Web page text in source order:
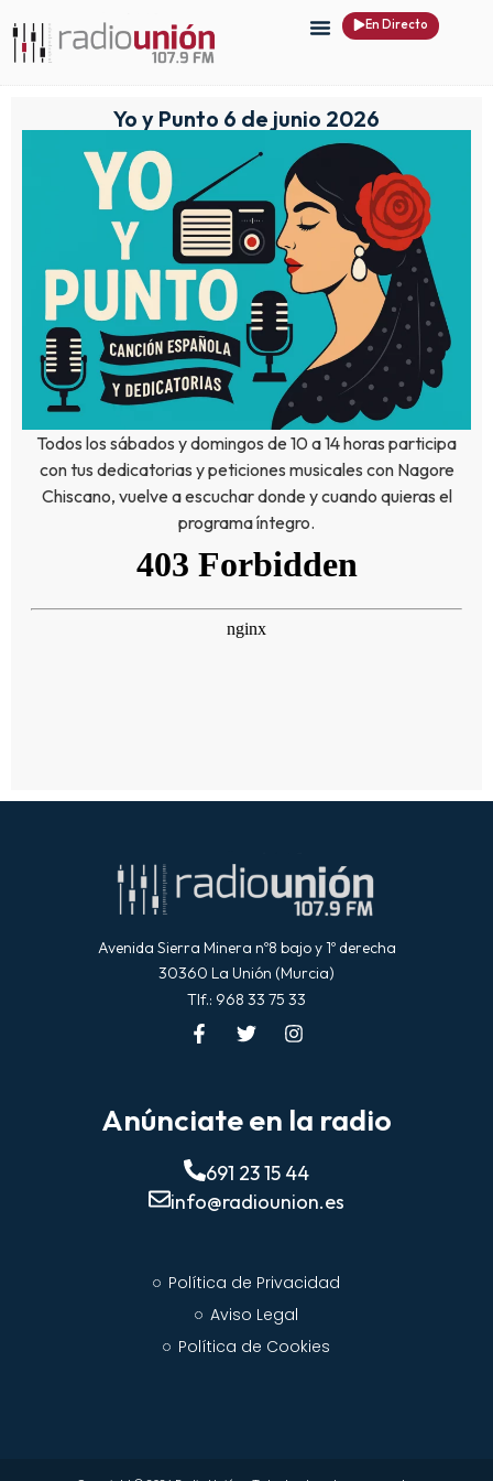
En Directo
Yo y Punto 6 de junio 2026
Todos los sábados y domingos de 10 a 14 horas participa
con tus dedicatorias y peticiones musicales con Nagore
Chiscano, vuelve a escuchar donde y cuando quieras el
programa íntegro.
Avenida Sierra Minera nº8 bajo y 1º derecha
30360 La Unión (Murcia)
Tlf.: 968 33 75 33
Anúnciate en la radio
691 23 15 44
info@radiounion.es
Política de Privacidad
Aviso Legal
Política de Cookies